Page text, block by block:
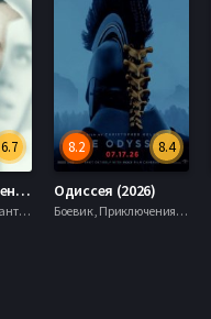
6.7
День разоблачения (2026)
Драма, Триллер, Фантастика,
8.4
8.2
Одиссея (2026)
Боевик , Приключения, Фэнтези,